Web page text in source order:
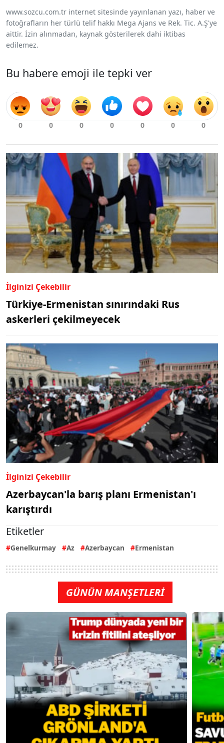
www.sozcu.com.tr internet sitesinde yayınlanan yazı, haber ve
fotoğrafların her türlü telif hakkı Mega Ajans ve Rek. Tic. A.Ş'ye
aittir. İzin alınmadan, kaynak gösterilerek dahi iktibas
edilemez.
Bu habere emoji ile tepki ver
İlginizi Çekebilir
Türkiye-Ermenistan sınırındaki Rus
askerleri çekilmeyecek
İlginizi Çekebilir
Azerbaycan'la barış planı Ermenistan'ı
karıştırdı
Etiketler
Genelkurmay Az Azerbaycan Ermenistan
GÜNÜN MANŞETLERİ